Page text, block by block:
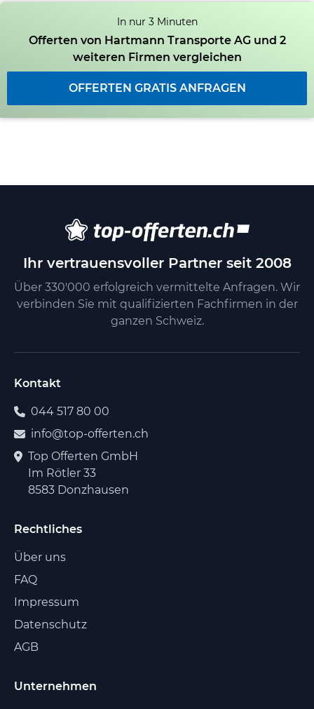
In nur 3 Minuten
Offerten von Hartmann Transporte AG und 2
weiteren Firmen vergleichen
OFFERTEN GRATIS ANFRAGEN
Ihr vertrauensvoller Partner seit 2008
Über 330'000 erfolgreich vermittelte Anfragen. Wir
verbinden Sie mit qualifizierten Fachfirmen in der
ganzen Schweiz.
Kontakt
044 517 80 00
info@top-offerten.ch
Top Offerten GmbH
Im Rötler 33
8583 Donzhausen
Rechtliches
Über uns
FAQ
Impressum
Datenschutz
AGB
Unternehmen